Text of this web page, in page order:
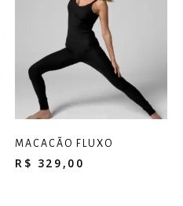
MACACÃO FLUXO
R$ 329,00